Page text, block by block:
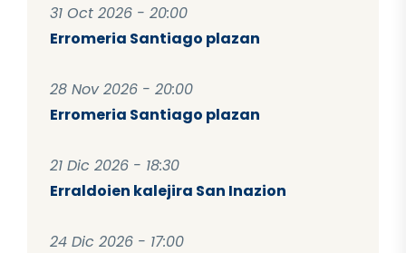
31 Oct 2026 - 20:00
Erromeria Santiago plazan
28 Nov 2026 - 20:00
Erromeria Santiago plazan
21 Dic 2026 - 18:30
Erraldoien kalejira San Inazion
24 Dic 2026 - 17:00